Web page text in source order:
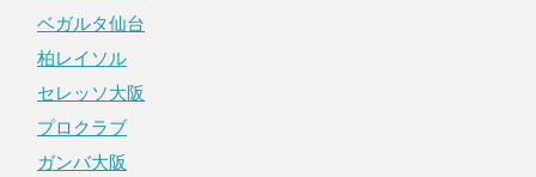
ベガルタ仙台
柏レイソル
セレッソ大阪
プロクラブ
ガンバ大阪